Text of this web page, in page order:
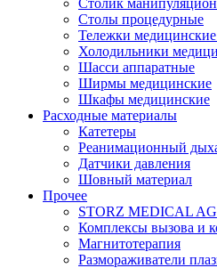
Столик
Столы процедурные
Тележки
Холодильники
Шасси аппаратные
Ширмы медицинские
Шкафы медицинские
Расходные материалы
Катетеры
Реанимационный
Датчики давления
Шовный материал
Прочее
STORZ MEDICAL AG
Комплексы вызова и
Магнитотерапия
Размораживатели